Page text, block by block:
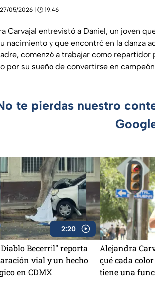
05/2026 | 🕑 19:46
Carvajal entrevistó a Daniel, un joven
nacimiento y que encontró en la danza
comenzó a trabajar como repartidor
por su sueño de convertirse en
te pierdas nuestro
2:20
Becerril" reporta
vial y un hecho
en CDMX
Alejandra
qué cada
tiene una